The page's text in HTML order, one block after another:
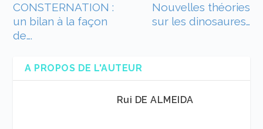
CONSTERNATION :
un bilan à la façon
de….
Nouvelles théories
sur les dinosaures…
A PROPOS DE L'AUTEUR
Rui DE ALMEIDA